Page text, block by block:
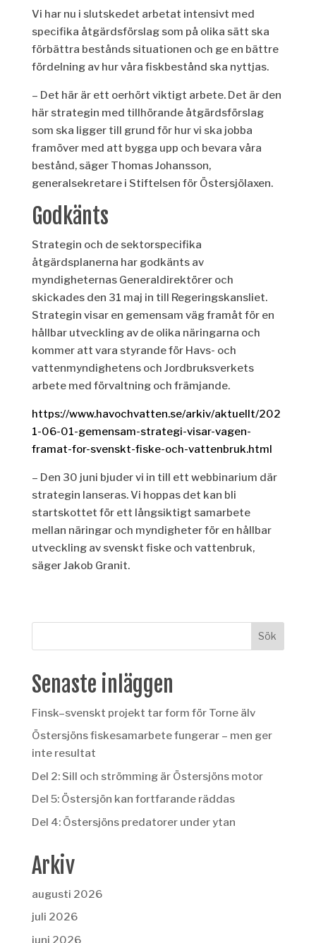
Vi har nu i slutskedet arbetat intensivt med
specifika åtgärdsförslag som på olika sätt ska
förbättra bestånds situationen och ge en bättre
fördelning av hur våra fiskbestånd ska nyttjas.
– Det här är ett oerhört viktigt arbete. Det är den
här strategin med tillhörande åtgärdsförslag
som ska ligger till grund för hur vi ska jobba
framöver med att bygga upp och bevara våra
bestånd, säger Thomas Johansson,
generalsekretare i Stiftelsen för Östersjölaxen.
Godkänts
Strategin och de sektorspecifika
åtgärdsplanerna har godkänts av
myndigheternas Generaldirektörer och
skickades den 31 maj in till Regeringskansliet.
Strategin visar en gemensam väg framåt för en
hållbar utveckling av de olika näringarna och
kommer att vara styrande för Havs- och
vattenmyndighetens och Jordbruksverkets
arbete med förvaltning och främjande.
https://www.havochvatten.se/arkiv/aktuellt/202
1-06-01-gemensam-strategi-visar-vagen-
framat-for-svenskt-fiske-och-vattenbruk.html
– Den 30 juni bjuder vi in till ett webbinarium där
strategin lanseras. Vi hoppas det kan bli
startskottet för ett långsiktigt samarbete
mellan näringar och myndigheter för en hållbar
utveckling av svenskt fiske och vattenbruk,
säger Jakob Granit.
Senaste inläggen
Finsk–svenskt projekt tar form för Torne älv
Östersjöns fiskesamarbete fungerar – men ger
inte resultat
Del 2: Sill och strömming är Östersjöns motor
Del 5: Östersjön kan fortfarande räddas
Del 4: Östersjöns predatorer under ytan
Arkiv
augusti 2026
juli 2026
juni 2026